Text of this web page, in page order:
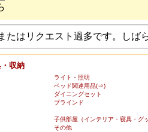
たはリクエスト過多です。し
収納
ライト・照明
ベッド関連用品(⇒)
ダイニングセット
ブラインド
子供部屋（インテリア・寝具・グッ
その他